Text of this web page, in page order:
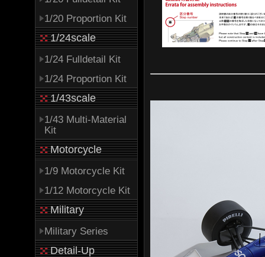
1/20 Proportion Kit
1/24scale
1/24 Fulldetail Kit
1/24 Proportion Kit
1/43scale
1/43 Multi-Material
Kit
Motorcycle
1/9 Motorcycle Kit
1/12 Motorcycle Kit
Military
Military Series
Detail-Up